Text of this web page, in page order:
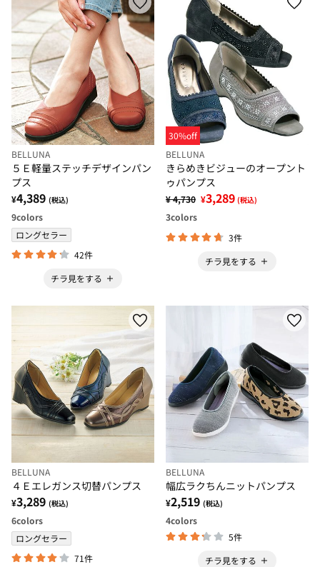
BELLUNA
５Ｅ軽量ステッチデザインパン
プス
¥4,389 (税込)
9colors
ロングセラー
42件
チラ見をする
30%off
BELLUNA
きらめきビジューのオープント
ゥパンプス
¥ 4,730 ¥3,289 (税込)
3colors
3件
チラ見をする
BELLUNA
４Ｅエレガンス切替パンプス
¥3,289 (税込)
6colors
ロングセラー
71件
BELLUNA
幅広ラクちんニットパンプス
¥2,519 (税込)
4colors
5件
チラ見をする